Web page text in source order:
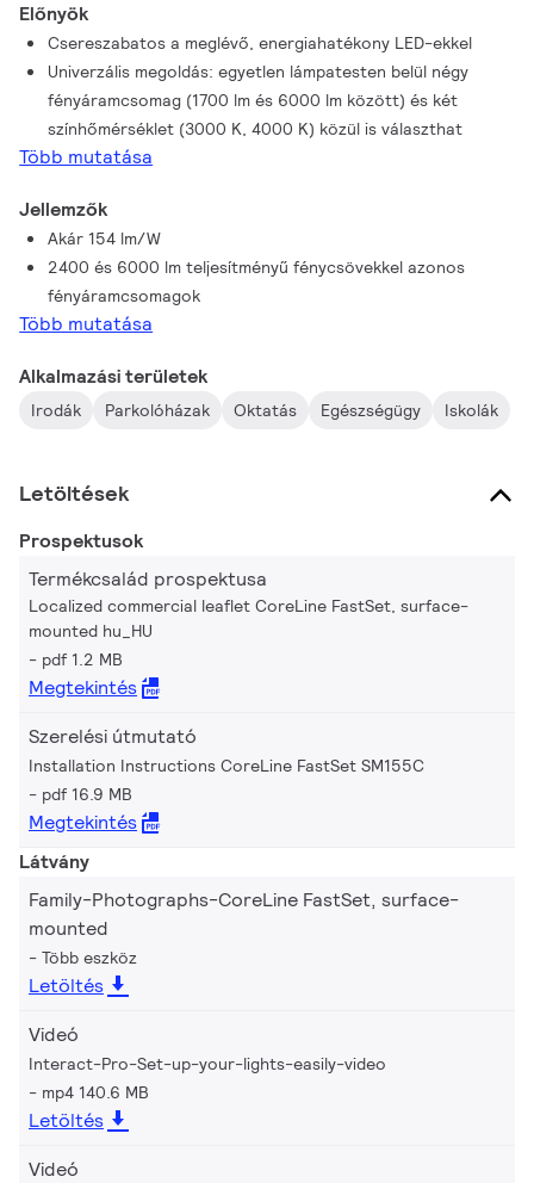
(Correlated Color Temperature – CCT) és a
fényáramcsomagok között, mindezt az igényeinek megfelelően.
Ezeknek a felületre szerelhető LED lámpáknak a telepítése
gyors és rugalmas, választható egyszerű átvezetés, vagy
kábelcsatlakozás a lámpatest oldalán vagy hátulján keresztül.
Ez azt jelenti, hogy a CoreLine FastSet beltéri, felületre
egységként, közvetlenül a felületre szerelve vagy konzolokkal.
Egyenes végsapkák és egymáshoz illesztett szerelés révén
összefüggő fényvonal hozható létre. Könnyen
összekapcsolhatók más CoreLine Fastset lámpatestekkel, így
harmonikus fényvonalak hozhatók létre. Szükség esetén
elvárható, minden egyes CoreLine FastSet lámpatest esetében
rendelkezik, a lámpatest burkolatának rögzítő biztonsági
csavarjai megakadályozzák, hogy a lámpatest leessen. Az
rendelkezésre állnak. Így a CoreLine FastSet felületre szerelt
LED lámpákkal tökéletes megoldást nyújthat a nagy forgalmú
területekre, mint például a folyosók és lépcsőházak
megvilágítása.
Előnyök
Csereszabatos a meglévő, energiahatékony LED-ekkel
Univerzális megoldás: egyetlen lámpatesten belül négy
fényáramcsomag (1700 lm és 6000 lm között) és két
színhőmérséklet (3000 K, 4000 K) közül is választhat
Több mutatása
Jellemzők
Akár 154 lm/W
2400 és 6000 lm teljesítményű fénycsövekkel azonos
fényáramcsomagok
Több mutatása
Alkalmazási területek
Irodák Parkolóházak Oktatás Egészségügy Iskolák
Letöltések
Prospektusok
Termékcsalád prospektusa
Localized commercial leaflet CoreLine FastSet, surface-
mounted hu_HU
pdf 1.2 MB
Megtekintés
Szerelési útmutató
Installation Instructions CoreLine FastSet SM155C
pdf 16.9 MB
Megtekintés
Látvány
Family-Photographs-CoreLine FastSet, surface-
mounted
Több eszköz
Letöltés
Videó
Interact-Pro-Set-up-your-lights-easily-video
mp4 140.6 MB
Letöltés
Videó